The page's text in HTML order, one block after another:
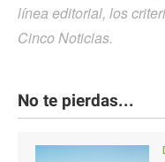
línea editorial, los
Cinco Noticias.
No te pierdas...